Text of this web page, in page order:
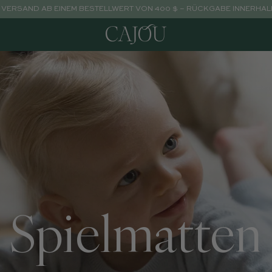
AB EINEM BESTELLWERT VON 400 $ – RÜCKGABE
Spielmatten